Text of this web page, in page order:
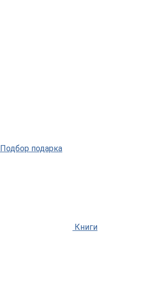
Подбор подарка
Книги